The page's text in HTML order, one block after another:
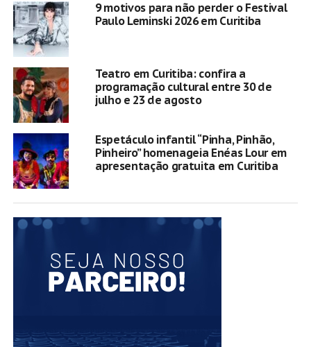
9 motivos para não perder o Festival
Paulo Leminski 2026 em Curitiba
Teatro em Curitiba: confira a
programação cultural entre 30 de
julho e 23 de agosto
Espetáculo infantil “Pinha, Pinhão,
Pinheiro” homenageia Enéas Lour em
apresentação gratuita em Curitiba